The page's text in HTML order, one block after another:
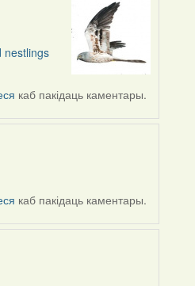
nestlings
каб пакідаць каментары.
каб пакідаць каментары.